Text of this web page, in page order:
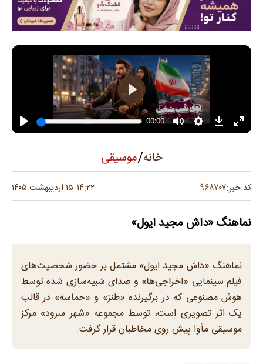
خانه/موسیقی
کد خبر:۹۶۸۷۰۷ ۱۴:۲۲-۱۵ اردیبهشت ۱۴۰۵
نماهنگ «داش مجید ایول»
نماهنگ «داش مجید ایول» مشتمل بر حضور شخصیت‌های
فیلم سینمایی «اخراجی‌ها» و صدای شبیه‌سازی شده توسط
هوش مصنوعی که در برگیرنده «طنز» و «حماسه» در قالب
یک اثر تصویری است، توسط مجموعه «شهر سرود» مرکز
موسیقی مأوا پیش روی مخاطبان قرار گرفت.